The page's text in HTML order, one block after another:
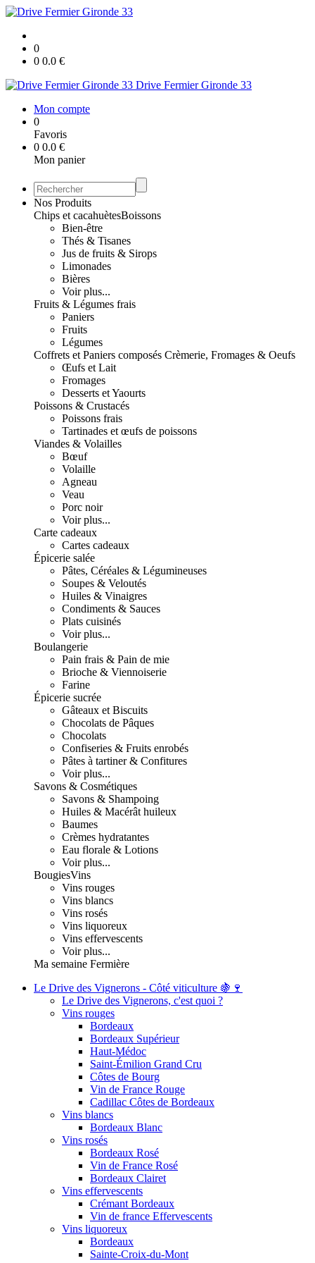
0
0 0.0 €
Drive Fermier Gironde 33
Mon compte
0
Favoris
0 0.0 €
Mon panier
Nos Produits
Chips et cacahuètesBoissons
Bien-être
Thés & Tisanes
Jus de fruits & Sirops
Limonades
Bières
Voir plus...
Fruits & Légumes frais
Paniers
Fruits
Légumes
Coffrets et Paniers composés Crèmerie, Fromages & Oeufs
Œufs et Lait
Fromages
Desserts et Yaourts
Poissons & Crustacés
Poissons frais
Tartinades et œufs de poissons
Viandes & Volailles
Bœuf
Volaille
Agneau
Veau
Porc noir
Voir plus...
Carte cadeaux
Cartes cadeaux
Épicerie salée
Pâtes, Céréales & Légumineuses
Soupes & Veloutés
Huiles & Vinaigres
Condiments & Sauces
Plats cuisinés
Voir plus...
Boulangerie
Pain frais & Pain de mie
Brioche & Viennoiserie
Farine
Épicerie sucrée
Gâteaux et Biscuits
Chocolats de Pâques
Chocolats
Confiseries & Fruits enrobés
Pâtes à tartiner & Confitures
Voir plus...
Savons & Cosmétiques
Savons & Shampoing
Huiles & Macérât huileux
Baumes
Crèmes hydratantes
Eau florale & Lotions
Voir plus...
BougiesVins
Vins rouges
Vins blancs
Vins rosés
Vins liquoreux
Vins effervescents
Voir plus...
Ma semaine Fermière
Le Drive des Vignerons - Côté viticulture 🍇🍷
Le Drive des Vignerons, c'est quoi ?
Vins rouges
Bordeaux
Bordeaux Supérieur
Haut-Médoc
Saint-Émilion Grand Cru
Côtes de Bourg
Vin de France Rouge
Cadillac Côtes de Bordeaux
Vins blancs
Bordeaux Blanc
Vins rosés
Bordeaux Rosé
Vin de France Rosé
Bordeaux Clairet
Vins effervescents
Crémant Bordeaux
Vin de france Effervescents
Vins liquoreux
Bordeaux
Sainte-Croix-du-Mont